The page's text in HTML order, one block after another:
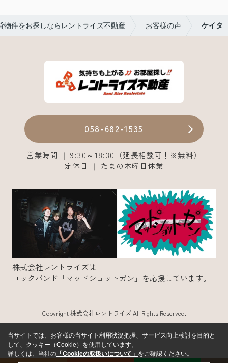
物件をお探しならレントライズ不動産 お客様の声 ケイタ
058-682-1535
営業時間 ❘ 9:30～18:30（延長相談可！※無料）
定休日 ❘ たまの木曜日休業
株式会社レントライズは
ロックバンド「マッドショットガン」を応援しています。
Copyright 株式会社レントライズ All Rights Reserved.
当サイトでは、お客様の当サイト利用状況把握、サービス向上検討を目的と
して、クッキー（Cookie）を使用しています。
詳しくは、当社の 「Cookieの取扱いについて」 をご確認ください。